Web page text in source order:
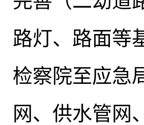
路灯、路面等
检察院至应急
网、供水管网